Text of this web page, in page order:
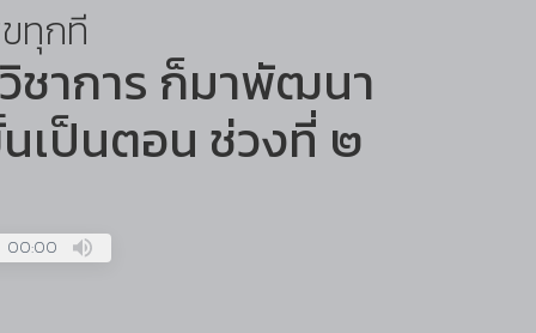
ทุกที
ชาการ ก็มาพัฒนา
เป็นตอน ช่วงที่ ๒
00:00